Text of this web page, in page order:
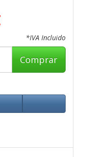
*IVA Incluido
Comprar